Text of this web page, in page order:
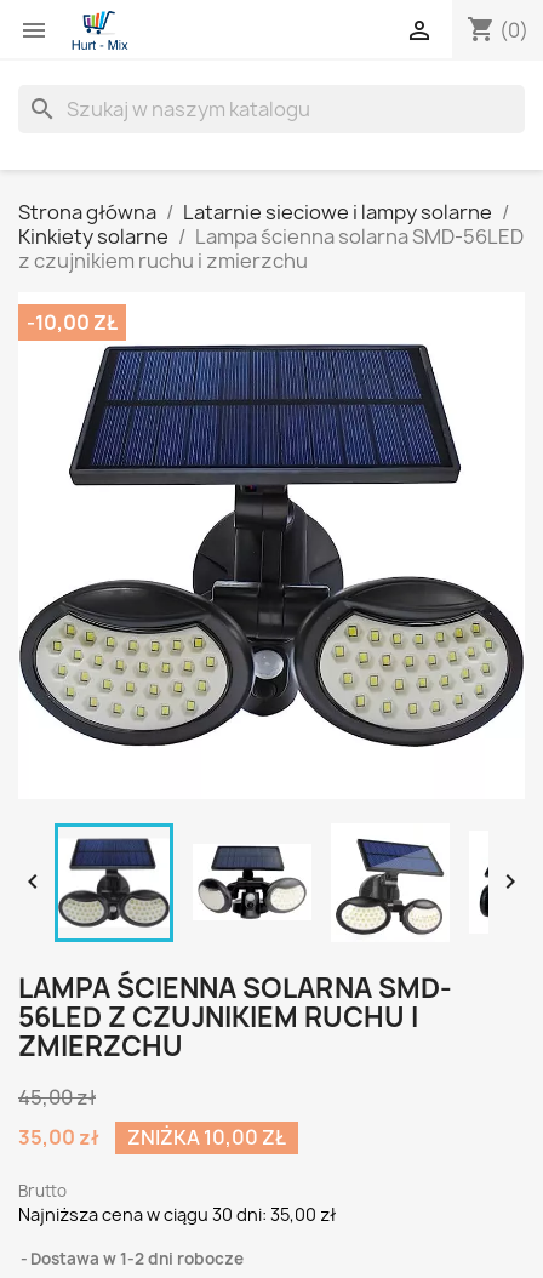
 shopping_cart (0)

search
Strona główna
Latarnie sieciowe i lampy solarne
Kinkiety solarne
Lampa ścienna solarna SMD-56LED
z czujnikiem ruchu i zmierzchu
-10,00 ZŁ
 
LAMPA ŚCIENNA SOLARNA SMD-
56LED Z CZUJNIKIEM RUCHU I
ZMIERZCHU
45,00 zł
35,00 zł
ZNIŻKA 10,00 ZŁ
Brutto
Najniższa cena w ciągu 30 dni: 35,00 zł
Dostawa w 1-2 dni robocze